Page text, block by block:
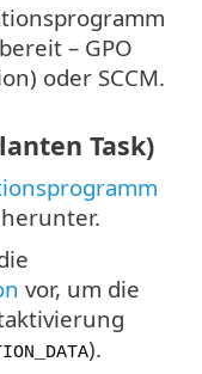
– GPO
oder SCCM.
Task)
vor, um die
).